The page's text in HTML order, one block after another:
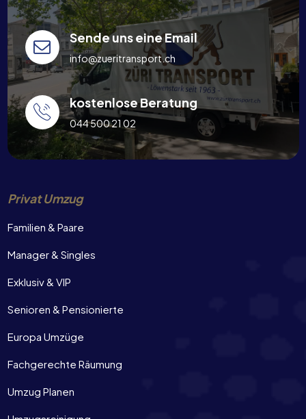
Sende uns eine Email
info@zueritransport.ch
kostenlose Beratung
044 500 21 02
Privat Umzug
Familien & Paare
Manager & Singles
Exklusiv & VIP
Senioren & Pensionierte
Europa Umzüge
Fachgerechte Räumung
Umzug Planen